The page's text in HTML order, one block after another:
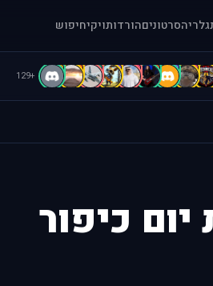
גלריהסרטוניםהורדותויקיחיפוש
B
B
b
c
C
D
D
D
+129